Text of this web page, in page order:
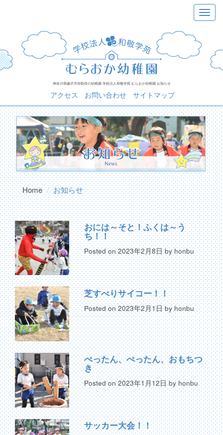
Toggle
神奈川県藤沢市弥勒寺の幼稚園 学校法人和敬学苑 むらおか幼稚園 お知らせ
アクセス お問い合わせ サイトマップ
Home お知らせ
おには～そと！ふくは～う
ち！！
Posted on2023年2月8日byhonbu
芝すべりサイコー！！
Posted on2023年2月1日byhonbu
ぺったん、ぺったん、おもちつ
き
Posted on2023年1月12日byhonbu
サッカー大会！！